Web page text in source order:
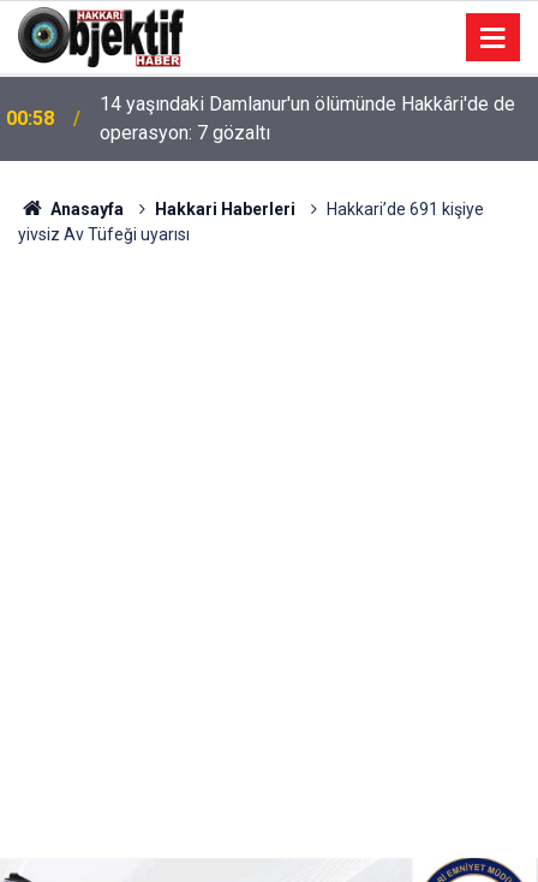
00:58
14 yaşındaki Damlanur'un ölümünde Hakkâri'de de
operasyon: 7 gözaltı
Anasayfa Hakkari Haberleri
Hakkari’de 691 kişiye
yivsiz Av Tüfeği uyarısı